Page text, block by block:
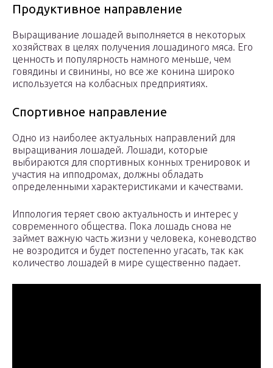
Продуктивное направление
Выращивание лошадей выполняется в некоторых
хозяйствах в целях получения лошадиного мяса. Его
ценность и популярность намного меньше, чем
говядины и свинины, но все же конина широко
используется на колбасных предприятиях.
Спортивное направление
Одно из наиболее актуальных направлений для
выращивания лошадей. Лошади, которые
выбираются для спортивных конных тренировок и
участия на ипподромах, должны обладать
определенными характеристиками и качествами.
Иппология теряет свою актуальность и интерес у
современного общества. Пока лошадь снова не
займет важную часть жизни у человека, коневодство
не возродится и будет постепенно угасать, так как
количество лошадей в мире существенно падает.